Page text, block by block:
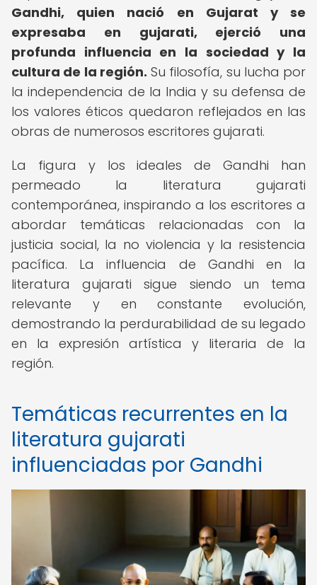
Gandhi, quien nació en Gujarat y se
expresaba en gujarati, ejerció una
profunda influencia en la sociedad y la
cultura de la región. Su filosofía, su lucha por
la independencia de la India y su defensa de
los valores éticos quedaron reflejados en las
obras de numerosos escritores gujarati.
La figura y los ideales de Gandhi han
permeado la literatura gujarati
contemporánea, inspirando a los escritores a
abordar temáticas relacionadas con la
justicia social, la no violencia y la resistencia
pacífica. La influencia de Gandhi en la
literatura gujarati sigue siendo un tema
relevante y en constante evolución,
demostrando la perdurabilidad de su legado
en la expresión artística y literaria de la
región.
Temáticas recurrentes en la
literatura gujarati
influenciadas por Gandhi